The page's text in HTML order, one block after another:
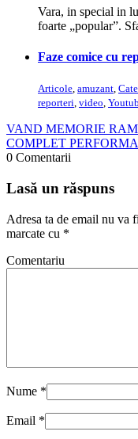
Vara, in special in
foarte „popular”.
Faze comice cu
Articole, amuzant,
reporteri, video,
VAND MEMORIE
COMPLET
0 Comentarii
Lasă un răspuns
Adresa ta de email nu va
marcate cu *
Comentariu
Nume *
Email *